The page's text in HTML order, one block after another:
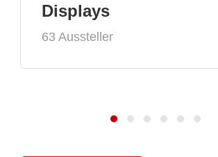
Displays
63 Aussteller